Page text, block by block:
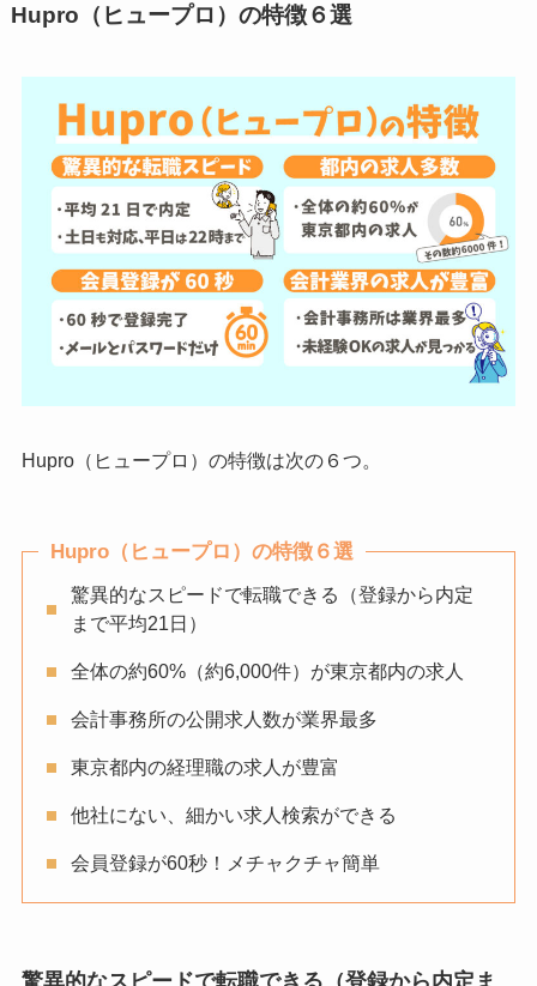
Hupro（ヒュープロ）の特徴６選
Hupro（ヒュープロ）の特徴は次の６つ。
Hupro（ヒュープロ）の特徴６選
驚異的なスピードで転職できる（登録から内定
まで平均21日）
全体の約60%（約6,000件）が東京都内の求人
会計事務所の公開求人数が業界最多
東京都内の経理職の求人が豊富
他社にない、細かい求人検索ができる
会員登録が60秒！メチャクチャ簡単
驚異的なスピードで転職できる（登録から内定ま